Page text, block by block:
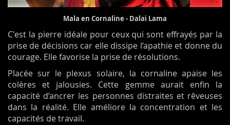
Mala en Cornaline - Dalai Lama
C'est la pierre idéale pour ceux qui sont effrayés par la
prise de décisions car elle dissipe l’apathie et donne du
courage. Elle favorise la prise de résolutions.
Placée sur le plexus solaire, la cornaline apaise les
colères et jalousies. Cette gemme aurait enfin la
capacité d’ancrer les personnes distraites et rêveuses
dans la réalité. Elle améliore la concentration et les
capacités de travail.